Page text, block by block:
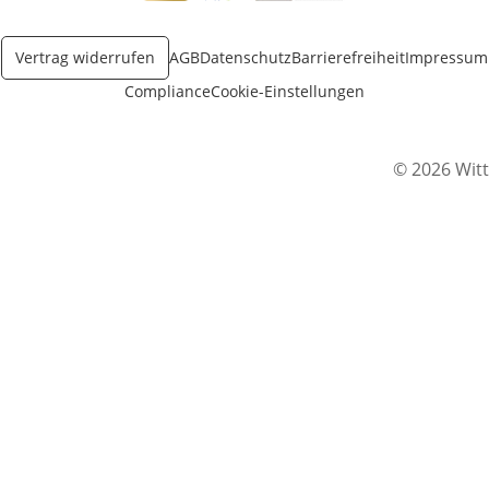
Vertrag widerrufen AGBDatenschutzBarrierefreiheitImpressum
ComplianceCookie-Einstellungen
© 2026 Witt